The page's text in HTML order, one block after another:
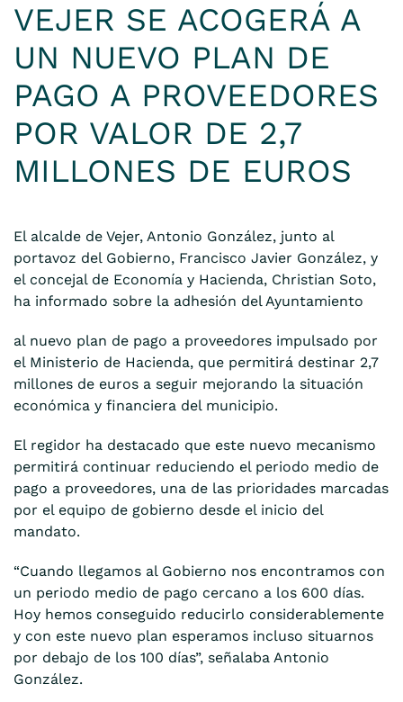
VEJER SE ACOGERÁ A
UN NUEVO PLAN DE
PAGO A PROVEEDORES
POR VALOR DE 2,7
MILLONES DE EUROS
El alcalde de Vejer, Antonio González, junto al
portavoz del Gobierno, Francisco Javier González, y
el concejal de Economía y Hacienda, Christian Soto,
ha informado sobre la adhesión del Ayuntamiento
al nuevo plan de pago a proveedores impulsado por
el Ministerio de Hacienda, que permitirá destinar 2,7
millones de euros a seguir mejorando la situación
económica y financiera del municipio.
El regidor ha destacado que este nuevo mecanismo
permitirá continuar reduciendo el periodo medio de
pago a proveedores, una de las prioridades marcadas
por el equipo de gobierno desde el inicio del
mandato.
“Cuando llegamos al Gobierno nos encontramos con
un periodo medio de pago cercano a los 600 días.
Hoy hemos conseguido reducirlo considerablemente
y con este nuevo plan esperamos incluso situarnos
por debajo de los 100 días”, señalaba Antonio
González.